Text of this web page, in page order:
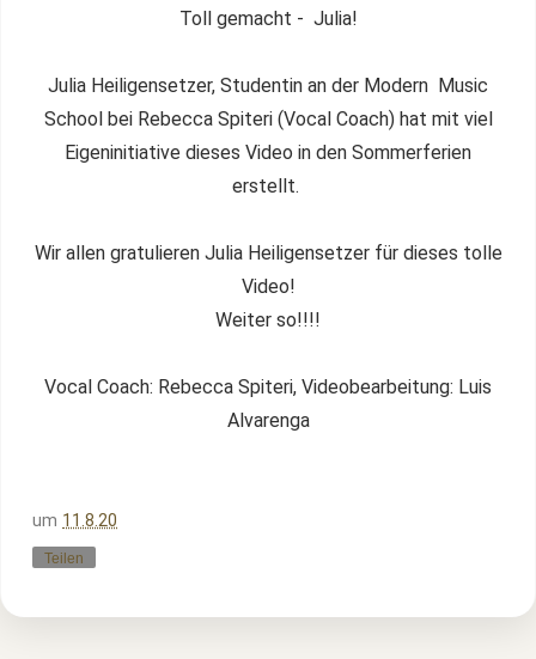
Toll gemacht - Julia!
Julia Heiligensetzer, Studentin an der Modern Music
School bei Rebecca Spiteri (Vocal Coach) hat mit viel
Eigeninitiative dieses Video in den Sommerferien
erstellt.
Wir allen gratulieren Julia Heiligensetzer für dieses tolle
Video!
Weiter so!!!!
Vocal Coach: Rebecca Spiteri, Videobearbeitung: Luis
Alvarenga
um 11.8.20
Teilen